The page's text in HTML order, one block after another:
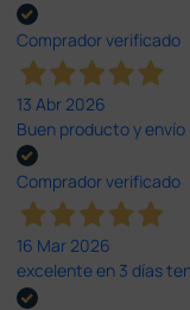
Comprador verificado
13 Abr 2026
Buen producto y
Comprador verificado
16 Mar 2026
excelente en 3 días